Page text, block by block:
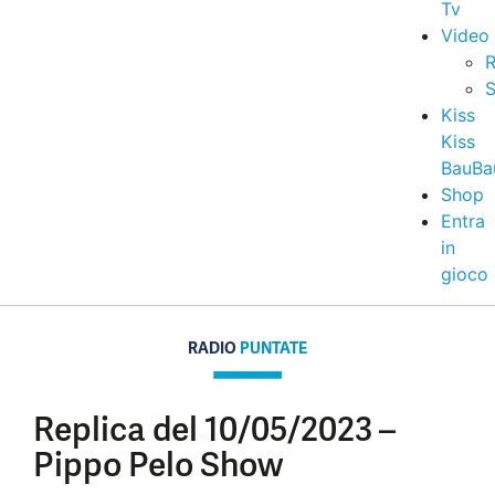
Tv
Video
Kiss
Kiss
Shop
Entra
in
gioco
RADIO PUNTATE
Replica del 10/05/2023 –
Pippo Pelo Show